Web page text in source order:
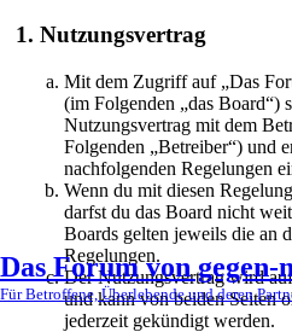
Das Forum von gegen-
Für Betroffene, Überlebende und deren
1. Nutzungsvertrag
Mit dem Zugriff auf „Das
(im Folgenden „das Board“)
Nutzungsvertrag mit dem
Folgenden „Betreiber“) und
nachfolgenden Regelungen
Wenn du mit diesen
darfst du das Board nicht
Boards gelten jeweils die an
Regelungen.
Der Nutzungsvertrag wird
und kann von beiden Seiten
jederzeit gekündigt werden.